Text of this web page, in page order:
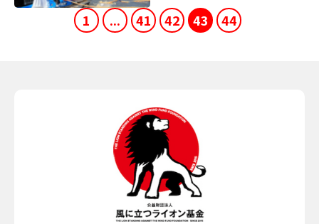
1 ... 41 42 43 44